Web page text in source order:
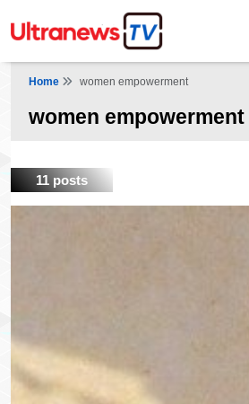
Home women empowerment
women empowerment
11 posts